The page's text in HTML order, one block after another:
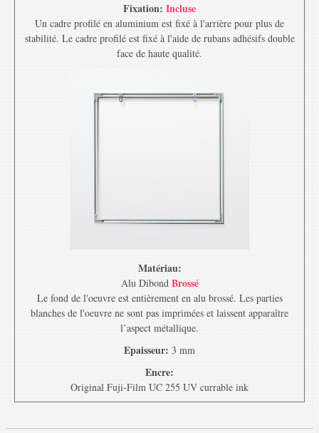
Fixation: Incluse
Un cadre profilé en aluminium est fixé à l'arrière pour plus de
stabilité. Le cadre profilé est fixé à l'aide de rubans adhésifs double
face de haute qualité.
Matériau:
Alu Dibond Brossé
Le fond de l'oeuvre est entièrement en alu brossé. Les parties
blanches de l'oeuvre ne sont pas imprimées et laissent apparaître
l’aspect métallique.
Epaisseur: 3 mm
Encre:
Original Fuji-Film UC 255 UV currable ink